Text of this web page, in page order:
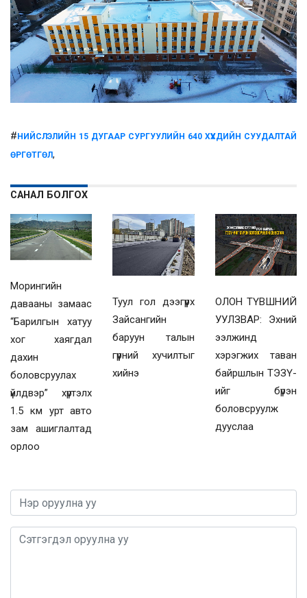
# НИЙСЛЭЛИЙН 15 ДУГААР СУРГУУЛИЙН 640 ХҮҮХДИЙН СУУДАЛТАЙ
ӨРГӨТГӨЛ,
САНАЛ БОЛГОХ
Морингийн
давааны замаас
“Барилгын хатуу
хог хаягдал
дахин
боловсруулах
үйлдвэр” хүртэлх
1.5 км урт авто
зам ашиглалтад
орлоо
Туул гол дээгүүрх
Зайсангийн
баруун талын
гүүрний хучилтыг
хийнэ
ОЛОН ТҮВШНИЙ
УУЛЗВАР: Эхний
ээлжинд
хэрэгжих таван
байршлын ТЭЗҮ-
ийг бүрэн
боловсруулж
дууслаа